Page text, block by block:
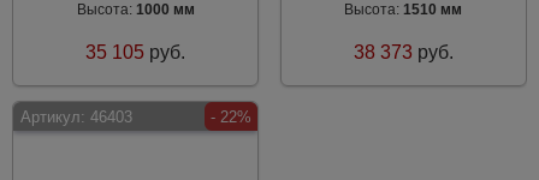
Высота: 1000 мм
35 105 руб.
Высота:1510 мм
38 373 руб.
Артикул: 46403 - 22%